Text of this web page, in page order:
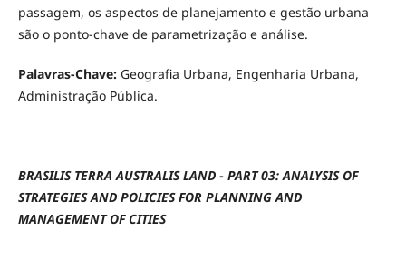
passagem, os aspectos de planejamento e gestão urbana
são o ponto-chave de parametrização e análise.
Palavras-Chave:Geografia Urbana, Engenharia Urbana,
Administração Pública.
BRASILIS TERRA AUSTRALIS LAND - PART 03:ANALYSIS OF
STRATEGIES AND POLICIES FOR PLANNING AND
MANAGEMENT OF CITIES